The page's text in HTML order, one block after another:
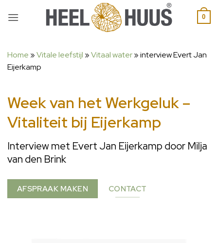
0
Home »Vitale leefstijl »Vitaal water»interview Evert Jan
Eijerkamp
Week van het Werkgeluk –
Vitaliteit bij Eijerkamp
Interview met Evert Jan Eijerkamp door Milja
van den Brink
AFSPRAAK MAKEN CONTACT